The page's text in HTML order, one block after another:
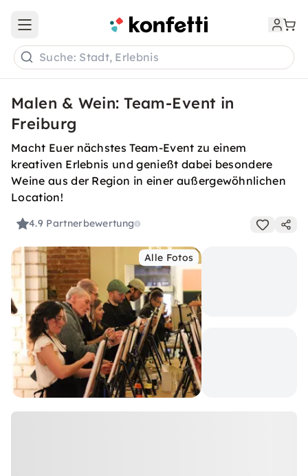
Open main menu
Suche: Stadt, Erlebnis
Malen & Wein: Team-Event in
Freiburg
Macht Euer nächstes Team-Event zu einem
kreativen Erlebnis und genießt dabei besondere
Weine aus der Region in einer außergewöhnlichen
Location!
4.9 Partnerbewertung
Alle Fotos